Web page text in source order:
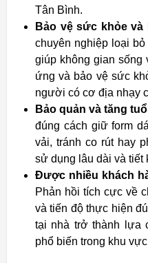
Tân Bình.
Bảo vệ sức khỏe
chuyên nghiệp loại
giúp không gian sống
ứng và bảo vệ sức
người có cơ địa nhạy
Bảo quản và tăng
đúng cách giữ form
vải, tránh co rút hay
sử dụng lâu dài và tiết
Được nhiều khách
Phản hồi tích cực về
và tiến độ thực hiện
tại nhà trở thành lựa
phổ biến trong khu